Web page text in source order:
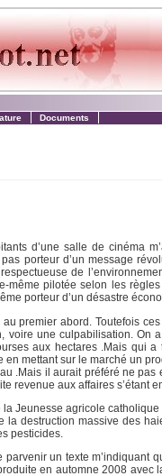
Documents
d’une salle de cinéma
porteur d’un message
de
même pilotée selon les
porteur d’un désastre
premier abord. Toutefois
voire une culpabilisation. On
aux hectares .Mais qui
mettant sur le marché un
.Mais il aurait préféré ne pas
revenue aux affaires s’étant
Jeunesse agricole
destruction massive des
pesticides.
un texte m’indiquant
en automne 2008 avec